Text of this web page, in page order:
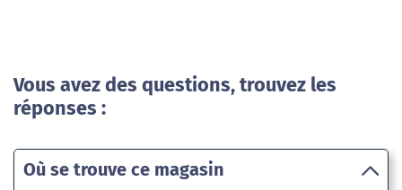
Vous avez des questions, trouvez les
réponses :
Où se trouve ce magasin